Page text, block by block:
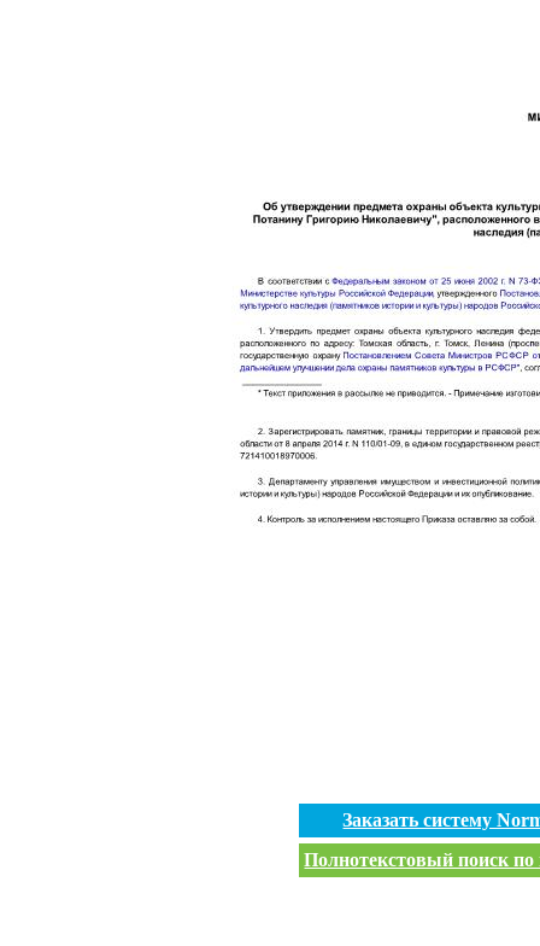
Заказать систему
Полнотекстовый поиск по